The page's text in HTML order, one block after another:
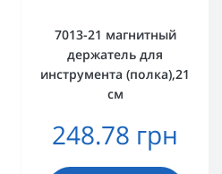
7013-21 магнитный
держатель для
инструмента (полка),21
см
248.78 грн